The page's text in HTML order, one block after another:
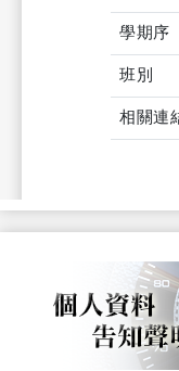
學期序
班別
相關連